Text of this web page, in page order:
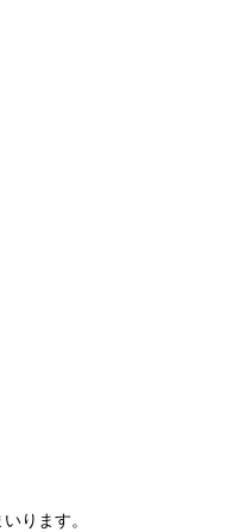
ります。